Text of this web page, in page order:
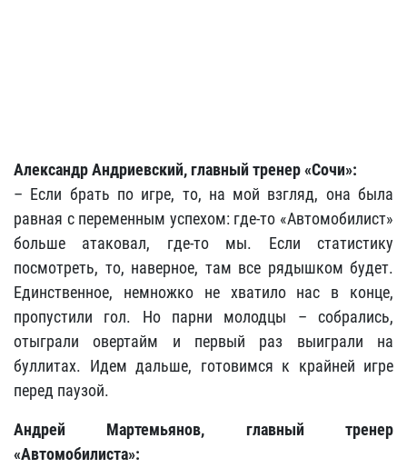
Александр Андриевский, главный тренер «Сочи»:
– Если брать по игре, то, на мой взгляд, она была
равная с переменным успехом: где-то «Автомобилист»
больше атаковал, где-то мы. Если статистику
посмотреть, то, наверное, там все рядышком будет.
Единственное, немножко не хватило нас в конце,
пропустили гол. Но парни молодцы – собрались,
отыграли овертайм и первый раз выиграли на
буллитах. Идем дальше, готовимся к крайней игре
перед паузой.
Андрей Мартемьянов, главный тренер
«Автомобилиста»: